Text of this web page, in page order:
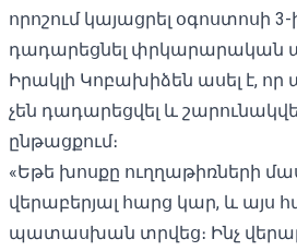
որոշում կայացրել օգոստոսի 3-
դադարեցնել փրկարարական
Իրակլի Կոբախիձեն ասել է,
չեն դադարեցվել և
ընթացքում։
«Եթե խոսքը ուղղաթիռների
վերաբերյալ հարց կար, և այս
պատասխան տրվեց։ Ինչ